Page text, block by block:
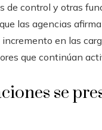
de control y otras
las agencias
en las
que continúan
se